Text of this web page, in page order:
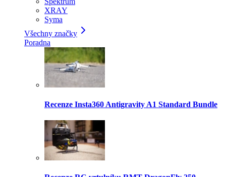
XRAY
Syma
Všechny značky
Poradna
Recenze Insta360 Antigravity A1 Standard Bundle